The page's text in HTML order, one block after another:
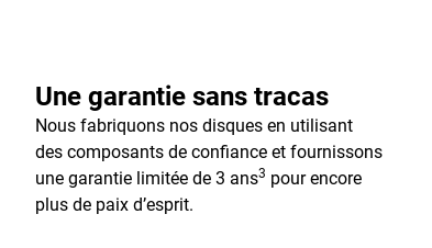
Une garantie sans tracas
Nous fabriquons nos disques en utilisant
des composants de confiance et fournissons
une garantie limitée de 3 ans3 pour encore
plus de paix d’esprit.